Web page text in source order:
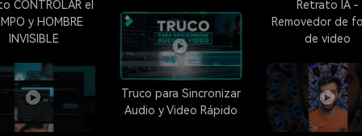
CONTROLAR el
y HOMBRE
INVISIBLE
Truco para Sincronizar
Audio y Video Rápido
Retrato IA -
Removedor de
de video